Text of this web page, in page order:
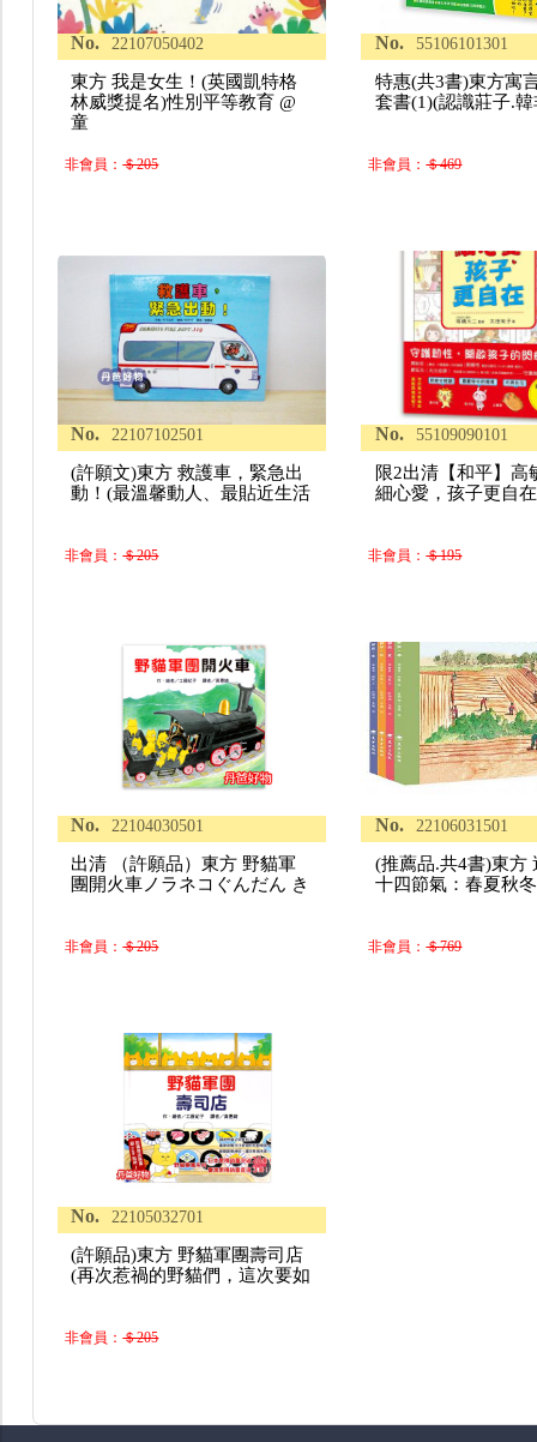
No. 22107050402
東方 我是女生！(英國凱特格
林威獎提名)性別平等教育 @
童
非會員：＄205
No. 55106101301
特惠(共3書)東方寓
套書(1)(認識莊子.
非會員：＄469
No. 22107102501
(許願文)東方 救護車，緊急出
動！(最溫馨動人、最貼近生活
非會員：＄205
No. 55109090101
限2出清【和平】高
細心愛，孩子更自
非會員：＄195
No. 22104030501
出清 （許願品）東方 野貓軍
團開火車ノラネコぐんだん き
非會員：＄205
No. 22106031501
(推薦品.共4書)東方
十四節氣：春夏秋
非會員：＄769
No. 22105032701
(許願品)東方 野貓軍團壽司店
(再次惹禍的野貓們，這次要如
非會員：＄205